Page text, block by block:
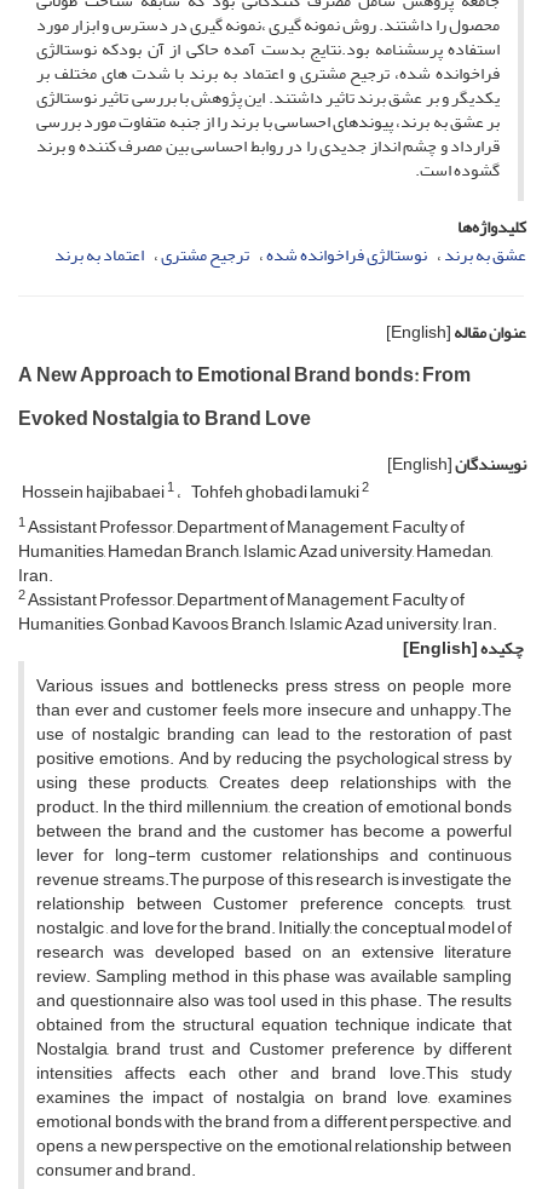
محصول را داشتند. روش نمونه گیری ،نمونه گیری در دسترس و ابزار مورد
استفاده پرسشنامه بود.نتایج بدست آمده حاکی از آن بودکه نوستالژی
فراخوانده شده، ترجیح مشتری و اعتماد به برند با شدت های مختلف بر
یکدیگر و بر عشق برند تاثیر داشتند. این پژوهش با بررسی تاثیر نوستالژی
بر عشق به برند، پیوندهای احساسی با برند را از جنبه متفاوت مورد بررسی
قرارداد و چشم انداز جدیدی را در روابط احساسی بین مصرف کننده و برند
گشوده است.
کلیدواژه‌ها
عشق به برند نوستالژی فراخوانده شده ترجیح مشتری اعتماد به برند
عنوان مقاله[English]
A New Approach to Emotional Brand bonds: From
Evoked Nostalgia to Brand Love
نویسندگان[English]
Hossein hajibabaei1 Tohfeh ghobadi lamuki2
1Assistant Professor, Department of Management, Faculty of
Humanities, Hamedan Branch, Islamic Azad university, Hamedan,
Iran.
2Assistant Professor, Department of Management, Faculty of
Humanities, Gonbad Kavoos Branch, Islamic Azad university, Iran.
چکیده[English]
Various issues and bottlenecks press stress on people more
than ever and customer feels more insecure and unhappy.The
use of nostalgic branding can lead to the restoration of past
positive emotions. And by reducing the psychological stress by
using these products, Creates deep relationships with the
product. In the third millennium, the creation of emotional bonds
between the brand and the customer has become a powerful
lever for long-term customer relationships and continuous
revenue streams.The purpose of this research is investigate the
relationship between Customer preference concepts, trust,
nostalgic , and love for the brand. Initially, the conceptual model of
research was developed based on an extensive literature
review. Sampling method in this phase was available sampling
and questionnaire also was tool used in this phase. The results
obtained from the structural equation technique indicate that
Nostalgia, brand trust, and Customer preference by different
intensities affects each other and brand love.This study
examines the impact of nostalgia on brand love, examines
emotional bonds with the brand from a different perspective, and
opens a new perspective on the emotional relationship between
consumer and brand.